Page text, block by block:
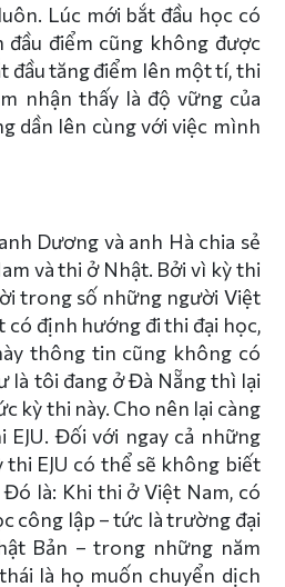
Lúc mới bắt đầu học có
đầu điểm cũng không được
đầu tăng điểm lên một tí, thi
nhận thấy là độ vững của
dần lên cùng với việc mình
Dương và anh Hà chia sẻ
và thi ở Nhật. Bởi vì kỳ thi
trong số những người Việt
có định hướng đi thi đại học,
thông tin cũng không có
là tôi đang ở Đà Nẵng thì lại
kỳ thi này. Cho nên lại càng
Đối với ngay cả những
EJU có thể sẽ không biết
là: Khi thi ở Việt Nam, có
công lập – tức là trường đại
Bản – trong những năm
là họ muốn chuyển dịch